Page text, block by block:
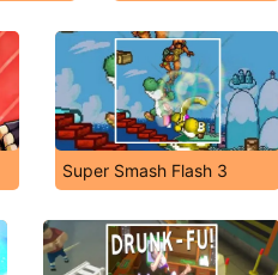
Super Smash Flash 3